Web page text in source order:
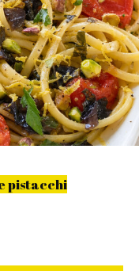
pistacchi